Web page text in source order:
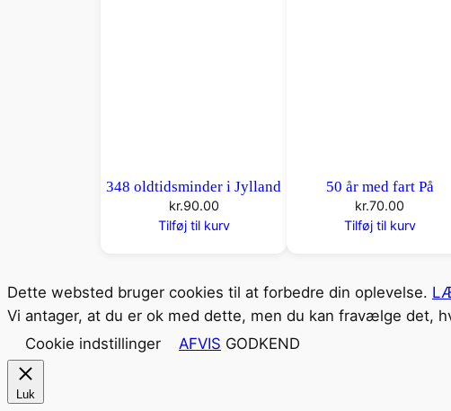
348 oldtidsminder i Jylland
kr.90.00
Tilføj til kurv
50 år med fart På
kr.70.00
Tilføj til kurv
Dette websted bruger cookies til at forbedre din oplevelse.
Vi antager, at du er ok med dette, men du kan fravælge det,
Cookie indstillinger
AFVIS GODKEND
Luk